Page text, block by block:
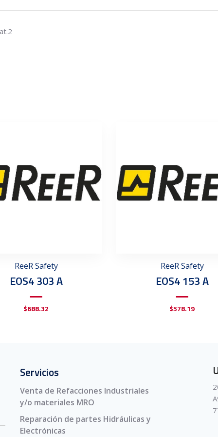
ReeR Safety
EOS4 303 A
$688.32
ReeR Safety
EOS4 153 A
$578.19
Servicios
Venta de Refacciones Industriales
y/o materiales MRO
Reparación de partes Hidráulicas y
Electrónicas